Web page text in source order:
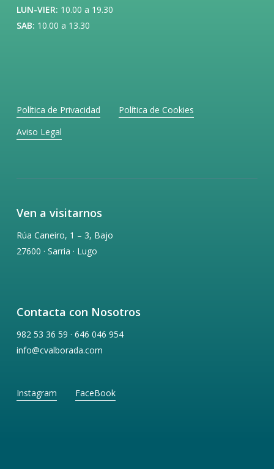
LUN-VIER: 10.00 a 19.30
SAB: 10.00 a 13.30
Política de Privacidad
Política de Cookies
Aviso Legal
Ven a visitarnos
Rúa Caneiro, 1 – 3, Bajo
27600 · Sarria · Lugo
Contacta con Nosotros
982 53 36 59 · 646 046 954
info@cvalborada.com
Instagram FaceBook